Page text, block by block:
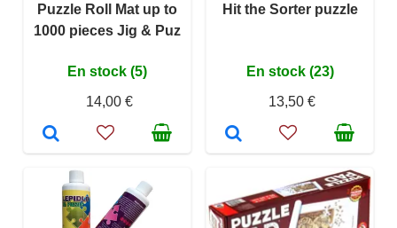
Puzzle Roll Mat up to
1000 pieces Jig & Puz
En stock (5)
14,00 €
Hit the Sorter puzzle
En stock (23)
13,50 €